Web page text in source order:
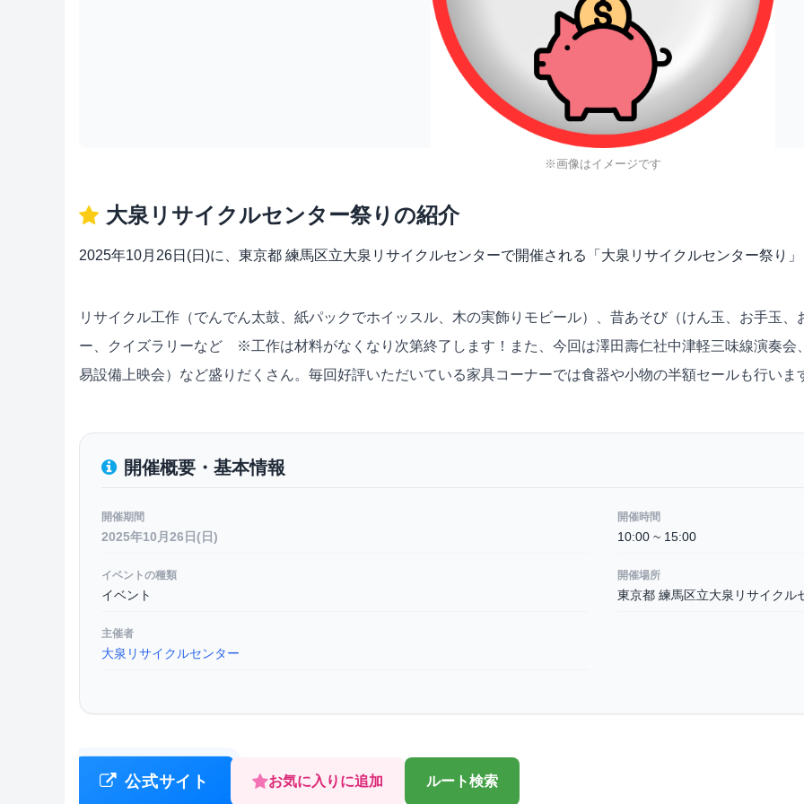
※画像はイメージです
大泉リサイクルセンター祭りの紹介
2025年10月26日(日)に、東京都 練馬区立大泉リサイクルセンターで開催される「大泉リサイクルセンター祭り
リサイクル工作（でんでん太鼓、紙パックでホイッスル、木の実飾りモビール）、昔あそび（けん玉、お手玉
ー、クイズラリーなど ※工作は材料がなくなり次第終了します！また、今回は澤田壽仁社中津軽三味線演奏会
易設備上映会）など盛りだくさん。毎回好評いただいている家具コーナーでは食器や小物の半額セールも行い
開催概要・基本情報
開催期間
2025年10月26日(日)
開催時間
10:00 ~ 15:00
イベントの種類
イベント
開催場所
東京都 練馬区立大泉リサイクル
主催者
大泉リサイクルセンター
公式サイト お気に入りに追加 ルート検索